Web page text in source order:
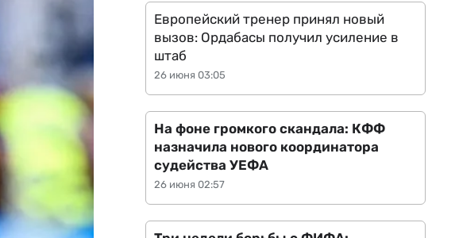
26 июня 03:05
Европейский тренер принял новый
вызов: Ордабасы получил усиление в
штаб
26 июня 02:57
На фоне громкого скандала: КФФ
назначила нового координатора
судейства УЕФА